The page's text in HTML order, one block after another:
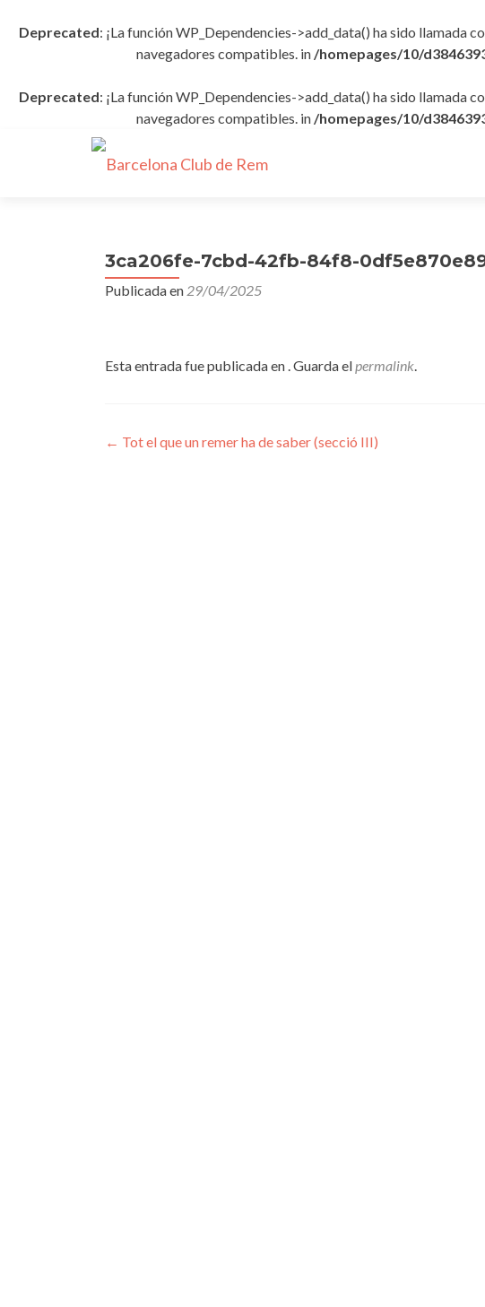
Deprecated: ¡La función WP_Dependencies->add_data() ha sido llamada
navegadores compatibles. in /homepages/10/
Deprecated: ¡La función WP_Dependencies->add_data() ha sido llamada
navegadores compatibles. in /homepages/10/
3ca206fe-7cbd-42fb-84f8-
Publicada en 29/04/2025
Esta entrada fue publicada en . Guarda elpermalink.
Navegación
← Tot el que un remer ha de saber (secció III)